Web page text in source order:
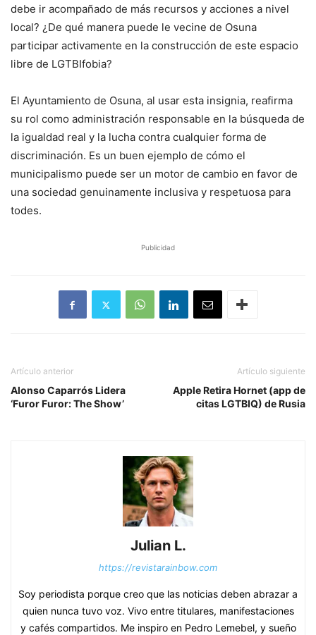
debe ir acompañado de más recursos y acciones a nivel
local? ¿De qué manera puede le vecine de Osuna
participar activamente en la construcción de este espacio
libre de LGTBIfobia?
El Ayuntamiento de Osuna, al usar esta insignia, reafirma
su rol como administración responsable en la búsqueda de
la igualdad real y la lucha contra cualquier forma de
discriminación. Es un buen ejemplo de cómo el
municipalismo puede ser un motor de cambio en favor de
una sociedad genuinamente inclusiva y respetuosa para
todes.
Publicidad
Artículo anterior
Alonso Caparrós Lidera
‘Furor Furor: The Show’
Artículo siguiente
Apple Retira Hornet (app de
citas LGTBIQ) de Rusia
Julian L.
https://revistarainbow.com
Soy periodista porque creo que las noticias deben abrazar a
quien nunca tuvo voz. Vivo entre titulares, manifestaciones
y cafés compartidos. Me inspiro en Pedro Lemebel, y sueño